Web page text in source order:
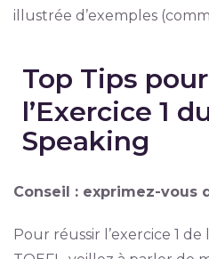
illustrée d’exemples
Top Tips
l’Exercice 1
Speaking
Conseil : exprimez-vous
Pour réussir l’exercice 1